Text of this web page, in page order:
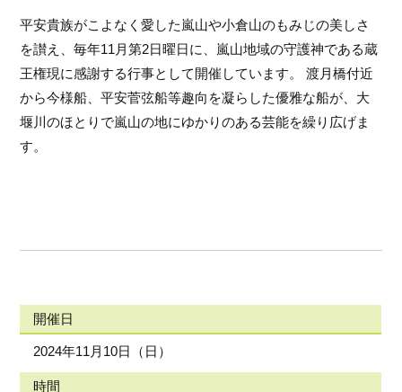
平安貴族がこよなく愛した嵐山や小倉山のもみじの美しさ
を讃え、毎年11月第2日曜日に、嵐山地域の守護神である蔵
王権現に感謝する行事として開催しています。 渡月橋付近
から今様船、平安菅弦船等趣向を凝らした優雅な船が、大
堰川のほとりで嵐山の地にゆかりのある芸能を繰り広げま
す。
開催日
2024年11月10日（日）
時間